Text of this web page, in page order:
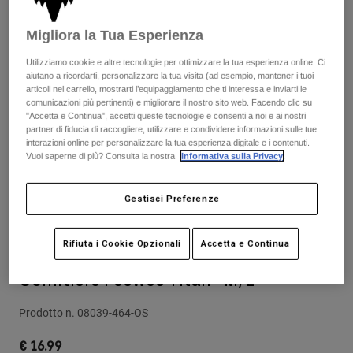
Pantaloni
Pantaloncini
Giacche
Guanti
Protezioni
Maschere
Calze
Guanti
Giacche
Protezioni
Borse e accessori
Parti di ricambio
Donna
T-shirt
Protezioni
Maschere
Calze
Vedi tutto
Moto
Caschi
Maglie​
Pantaloni
Protezioni
Guanti
Recensioni
Gomitiere Peewee Titan - M/L
Prodotto n. 08039-464-OS
€ 16.99
Migliora la Tua Esperienza
Utilizziamo cookie e altre tecnologie per ottimizzare la tua esperienza online. Ci
aiutano a ricordarti, personalizzare la tua visita (ad esempio, mantener i tuoi
articoli nel carrello, mostrarti l’equipaggiamento che ti interessa e inviarti le
comunicazioni più pertinenti) e migliorare il nostro sito web. Facendo clic su
"Accetta e Continua", accetti queste tecnologie e consenti a noi e ai nostri
partner di fiducia di raccogliere, utilizzare e condividere informazioni sulle tue
interazioni online per personalizzare la tua esperienza digitale e i contenuti.
Vuoi saperne di più? Consulta la nostra
Informativa sulla Privacy
Gestisci Preferenze
Rifiuta i Cookie Opzionali Accetta e Continua